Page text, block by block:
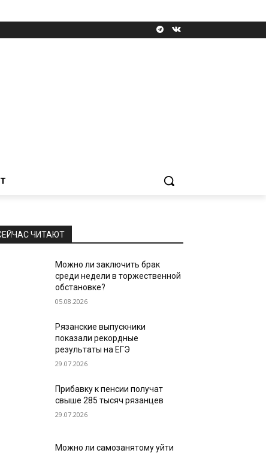
ЧИТАЮТ
Можно ли заключить брак
среди недели в торжественной
обстановке?
05.08.2026
Рязанские выпускники
показали рекордные
результаты на ЕГЭ
29.07.2026
Прибавку к пенсии получат
свыше 285 тысяч рязанцев
29.07.2026
Можно ли самозанятому уйти